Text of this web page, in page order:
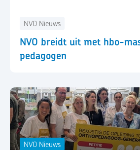
NVO Nieuws
NVO breidt uit met hbo-
pedagogen
NVO Nieuws